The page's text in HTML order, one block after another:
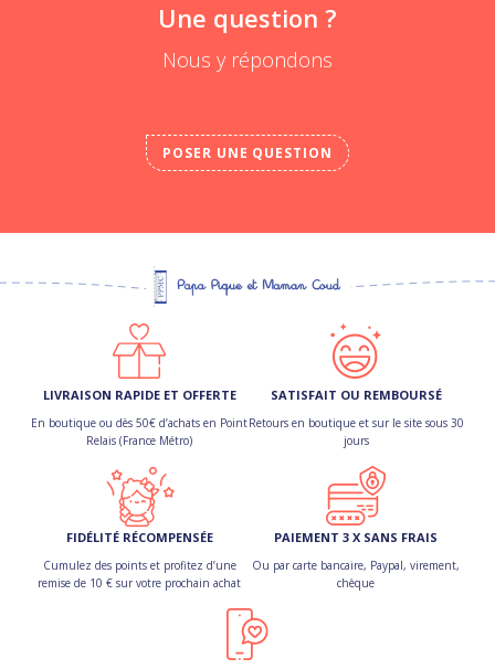
Une question ?
Nous y répondons
POSER UNE QUESTION
LIVRAISON RAPIDE ET OFFERTE
En boutique ou dès 50€ d’achats en Point
Relais (France Métro)
SATISFAIT OU REMBOURSÉ
Retours en boutique et sur le site sous 30
jours
FIDÉLITÉ RÉCOMPENSÉE
Cumulez des points et profitez d’une
remise de 10 € sur votre prochain achat
PAIEMENT 3 X SANS FRAIS
Ou par carte bancaire, Paypal, virement,
chèque